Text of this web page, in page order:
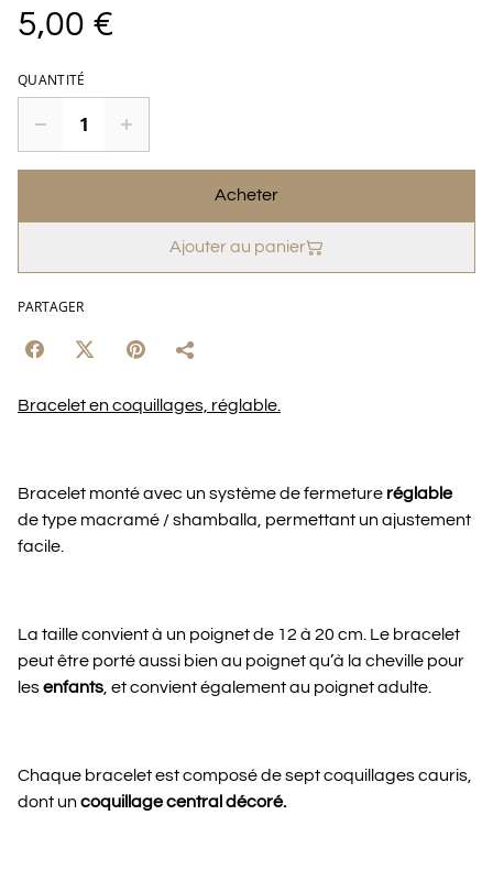
5,00 €
QUANTITÉ
Acheter
Ajouter au panier
PARTAGER
Bracelet en coquillages, réglable.
Bracelet monté avec un système de fermeture réglable
de type macramé / shamballa, permettant un ajustement
facile.
La taille convient à un poignet de 12 à 20 cm. Le bracelet
peut être porté aussi bien au poignet qu’à la cheville pour
lesenfants , et convient également au poignet adulte.
Chaque bracelet est composé de sept coquillages cauris,
dont uncoquillage central décoré.